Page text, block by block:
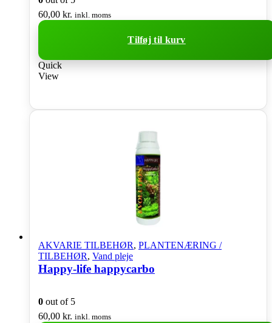
60,00 kr. inkl. moms
Tilføj til kurv
Quick
View
AKVARIE TILBEHØR, PLANTENÆRING /
TILBEHØR, Vand pleje
Happy-life happycarbo
0 out of 5
60,00 kr. inkl. moms